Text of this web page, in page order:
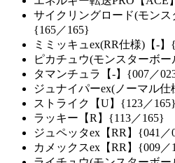
サイクリングロード(モンス
{165／165}
ミミッキュex(RR仕様)【-】
ピカチュウ(モンスターボ
タマンチュラ【-】{007／
ジュナイパーex(ノーマル
ストライク【U】{123／165}
ラッキー【R】{113／165}
ジュペッタex【RR】{041／
カメックスex【RR】{009／